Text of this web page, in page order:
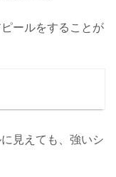
ールをすることが
見えても、強いシ